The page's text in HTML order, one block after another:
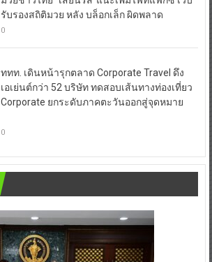
รับรองสถิติมวย หลัง บล็อกเล็ก ผิดพลาด
0
ททท. เดินหน้ารุกตลาด Corporate Travel ดึง
เอเย่นต์กว่า 52 บริษัท ทดสอบเส้นทางท่องเที่ยว
Corporate ยกระดับภาคตะวันออกสู่จุดหมาย
0